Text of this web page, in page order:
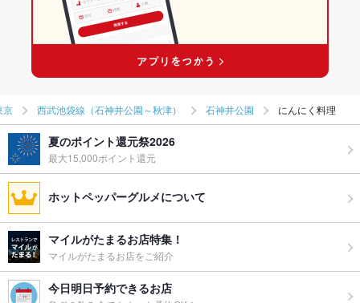
京 西武池袋線（石神井公園～秋津） 石神井公園 にんにく料理
夏のポイント還元祭2026
最大15,000ポイント還元
ホットペッパーグルメについて
マイルがたまるお店特集！
マイルがたまるお店をご紹介
今日明日予約できるお店